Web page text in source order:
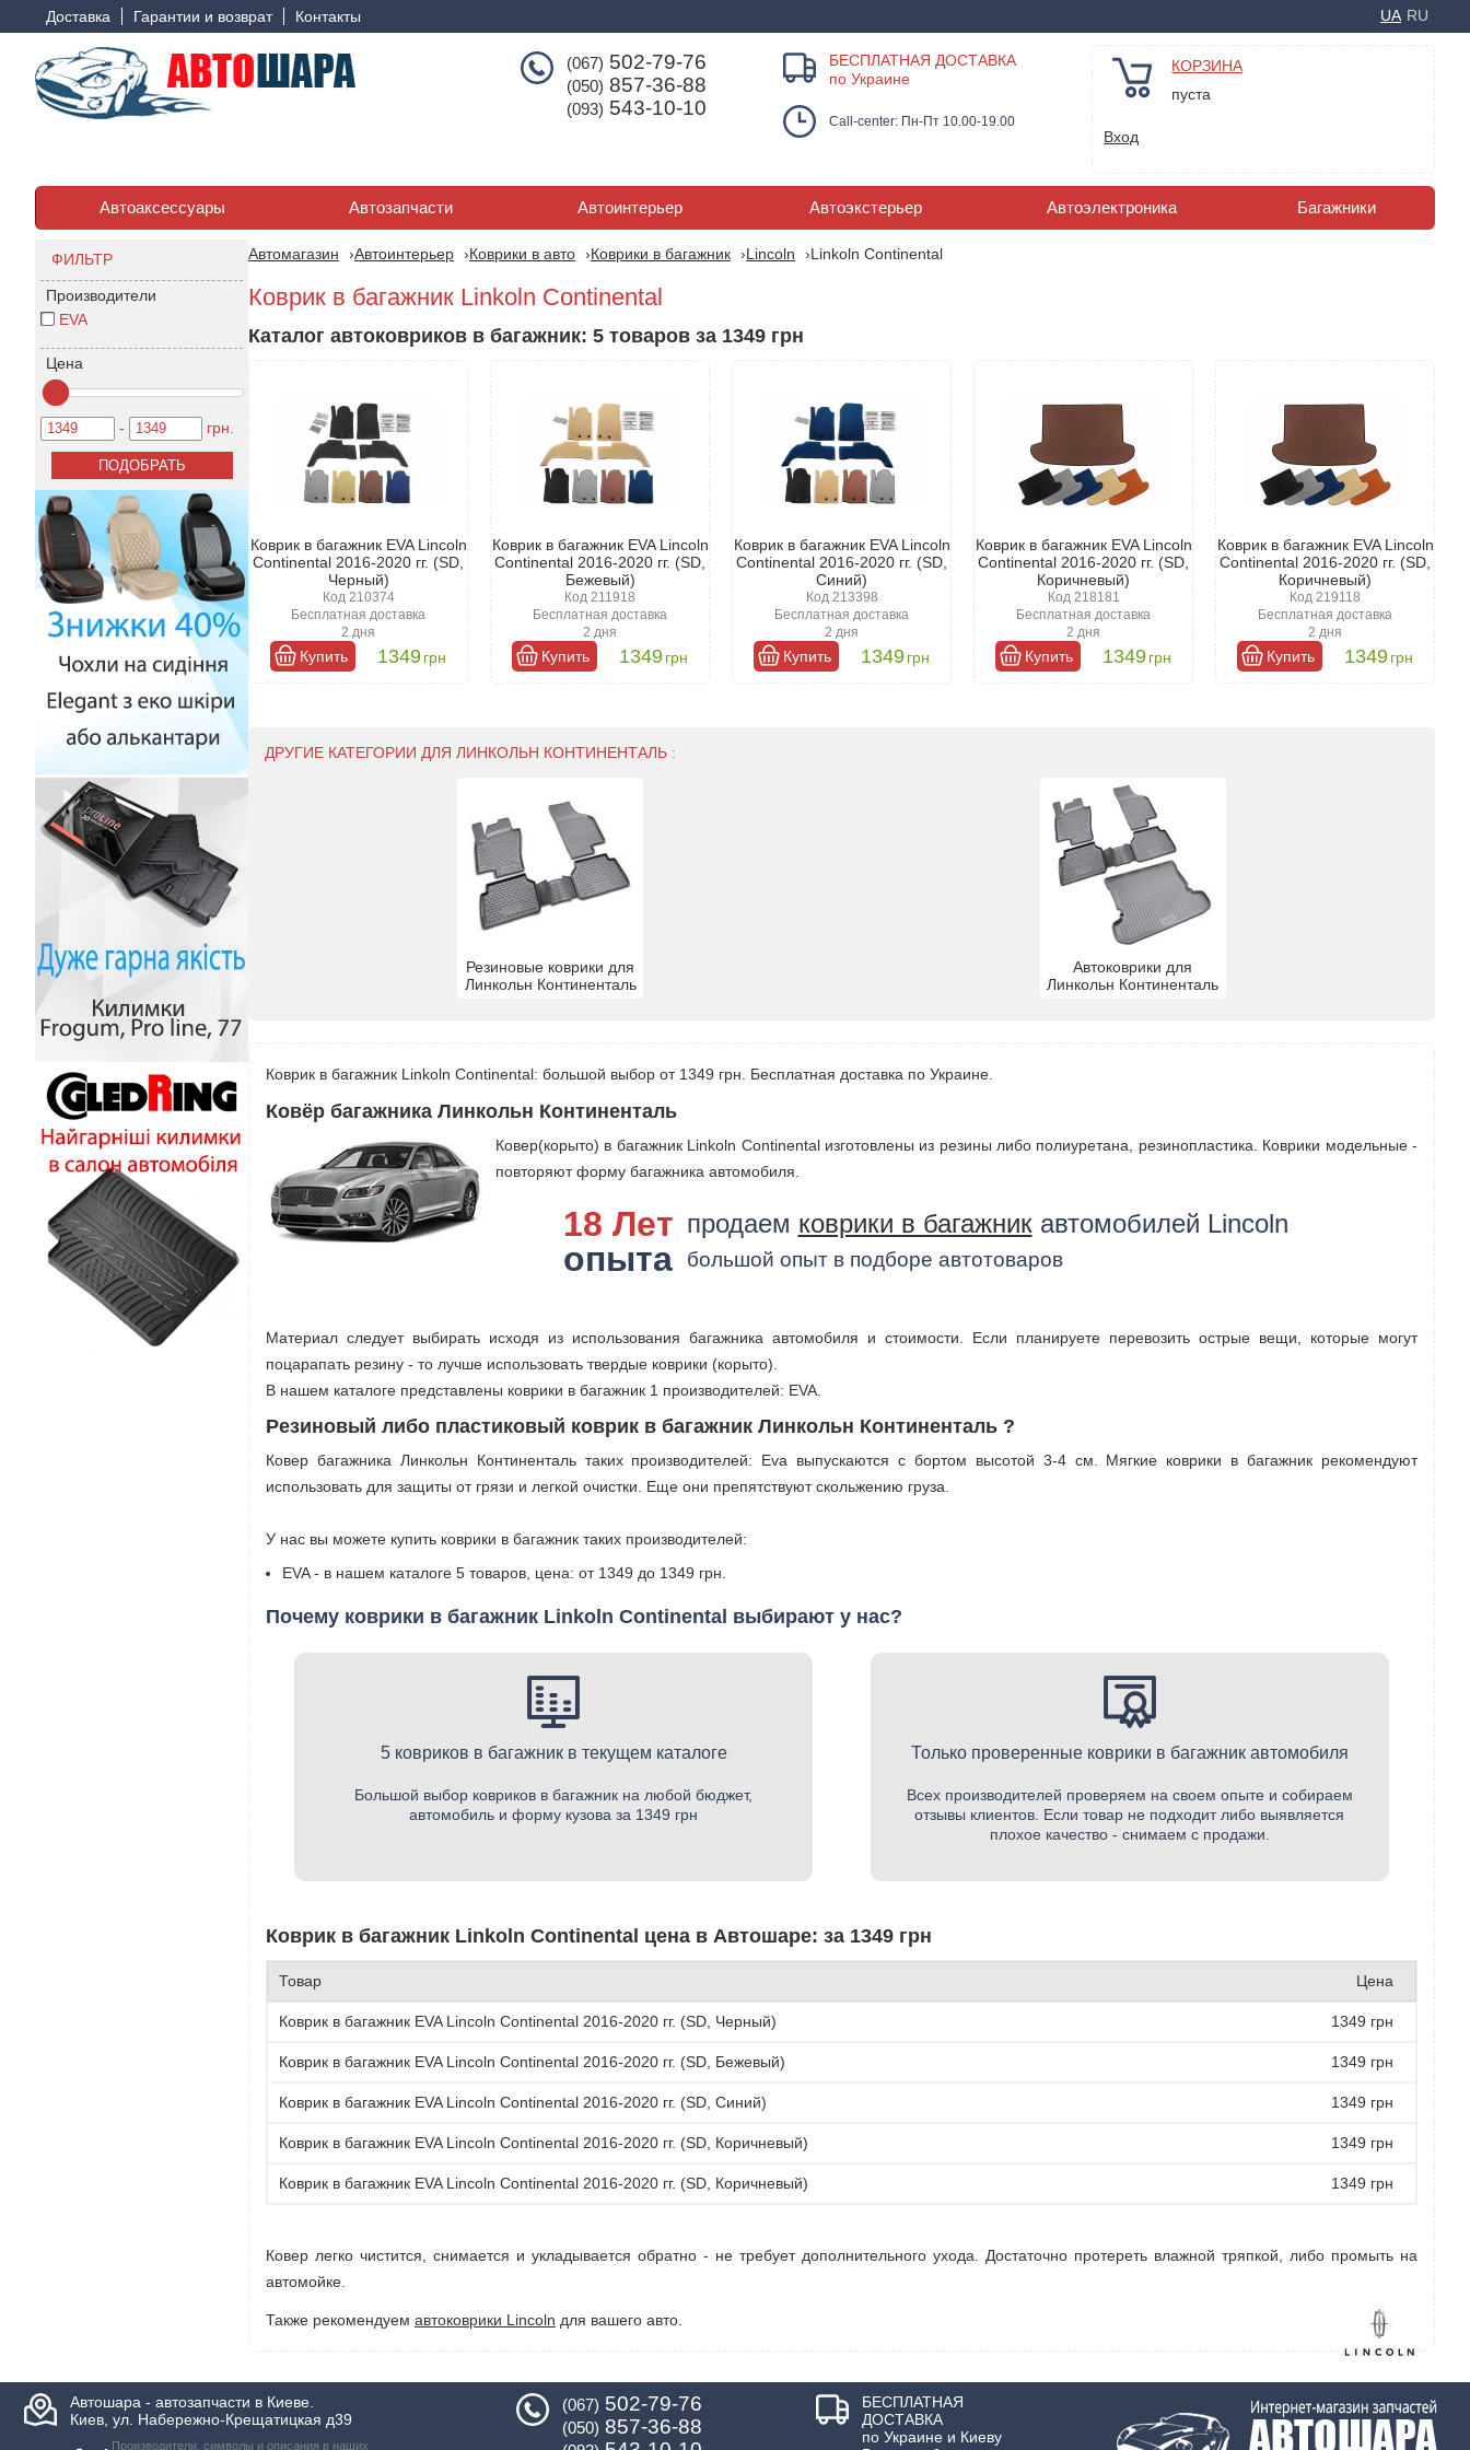
Доставка Гарантии и возврат Контакты UA RU
(067) 502-79-76
(050) 857-36-88
(093) 543-10-10
БЕСПЛАТНАЯ ДОСТАВКА
по Украине
Call-center: Пн-Пт 10.00-19.00
КОРЗИНА
пуста
Вход
Автоаксессуары Автозапчасти Автоинтерьер Автоэкстерьер Автоэлектроника Багажники
ФИЛЬТР
Производители
EVA
Цена
- грн.
Автомагазин Автоинтерьер Коврики в авто Коврики в багажник Lincoln Linkoln Continental
Коврик в багажник Linkoln Continental
Каталог автоковриков в багажник: 5 товаров за 1349 грн
Коврик в багажник EVA Lincoln
Continental 2016-2020 гг. (SD,
Черный)
Код 210374
Бесплатная доставка
2 дня
Купить 1349 грн
Коврик в багажник EVA Lincoln
Continental 2016-2020 гг. (SD,
Бежевый)
Код 211918
Бесплатная доставка
2 дня
Купить 1349 грн
Коврик в багажник EVA Lincoln
Continental 2016-2020 гг. (SD,
Синий)
Код 213398
Бесплатная доставка
2 дня
Купить 1349 грн
Коврик в багажник EVA Lincoln
Continental 2016-2020 гг. (SD,
Коричневый)
Код 218181
Бесплатная доставка
2 дня
Купить 1349 грн
Коврик в багажник EVA Lincoln
Continental 2016-2020 гг. (SD,
Коричневый)
Код 219118
Бесплатная доставка
2 дня
Купить 1349 грн
ДРУГИЕ КАТЕГОРИИ ДЛЯ ЛИНКОЛЬН КОНТИНЕНТАЛЬ :
Резиновые коврики для
Линкольн Континенталь
Автоковрики для
Линкольн Континенталь
Коврик в багажник Linkoln Continental: большой выбор от 1349 грн. Бесплатная доставка по Украине.
Ковёр багажника Линкольн Континенталь
Ковер(корыто) в багажник Linkoln Continental изготовлены из резины либо полиуретана, резинопластика. Коврики модельные -
повторяют форму багажника автомобиля.
18 Лет продаем коврики в багажникавтомобилей Lincoln
опыта большой опыт в подборе автотоваров
Материал следует выбирать исходя из использования багажника автомобиля и стоимости. Если планируете перевозить острые вещи, которые могут
поцарапать резину - то лучше использовать твердые коврики (корыто).
В нашем каталоге представлены коврики в багажник 1 производителей: EVA.
Резиновый либо пластиковый коврик в багажник Линкольн Континенталь ?
Ковер багажника Линкольн Континенталь таких производителей: Eva выпускаются с бортом высотой 3-4 см. Мягкие коврики в багажник рекомендуют
использовать для защиты от грязи и легкой очистки. Еще они препятствуют скольжению груза.
У нас вы можете купить коврики в багажник таких производителей:
EVA - в нашем каталоге 5 товаров, цена: от 1349 до 1349 грн.
Почему коврики в багажник Linkoln Continental выбирают у нас?
5 ковриков в багажник в текущем каталоге
Большой выбор ковриков в багажник на любой бюджет,
автомобиль и форму кузова за 1349 грн
Только проверенные коврики в багажник автомобиля
Всех производителей проверяем на своем опыте и собираем
отзывы клиентов. Если товар не подходит либо выявляется
плохое качество - снимаем с продажи.
Коврик в багажник Linkoln Continental цена в Автошаре: за 1349 грн
Товар Цена
Коврик в багажник EVA Lincoln Continental 2016-2020 гг. (SD, Черный) 1349 грн
Коврик в багажник EVA Lincoln Continental 2016-2020 гг. (SD, Бежевый) 1349 грн
Коврик в багажник EVA Lincoln Continental 2016-2020 гг. (SD, Синий) 1349 грн
Коврик в багажник EVA Lincoln Continental 2016-2020 гг. (SD, Коричневый) 1349 грн
Коврик в багажник EVA Lincoln Continental 2016-2020 гг. (SD, Коричневый) 1349 грн
Ковер легко чистится, снимается и укладывается обратно - не требует дополнительного ухода. Достаточно протереть влажной тряпкой, либо промыть на
автомойке.
Также рекомендуем автоковрики Lincoln для вашего авто.
Автошара - автозапчасти в Киеве.
Киев, ул. Набережно-Крещатицкая д39
Производители, символы и описания в наших
(067) 502-79-76
(050) 857-36-88
БЕСПЛАТНАЯ
ДОСТАВКА
по Украине и Киеву